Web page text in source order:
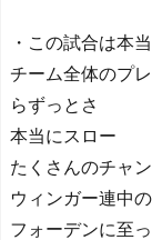
・この試合は本
チーム全体のプ
らずっとさ
本当にスロー
たくさんのチャ
ウィンガー連中
フォーデンに至